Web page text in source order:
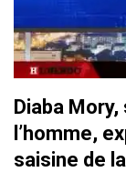
Diaba
l’homme,
saisine de